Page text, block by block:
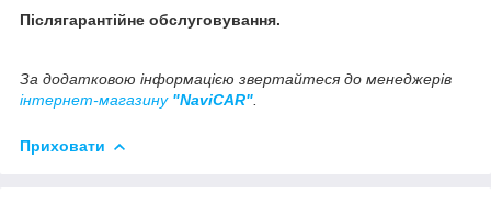
Післягарантійне обслуговування.
За додатковою інформацією звертайтеся до менеджерів
інтернет-магазину "NaviCAR"
Приховати